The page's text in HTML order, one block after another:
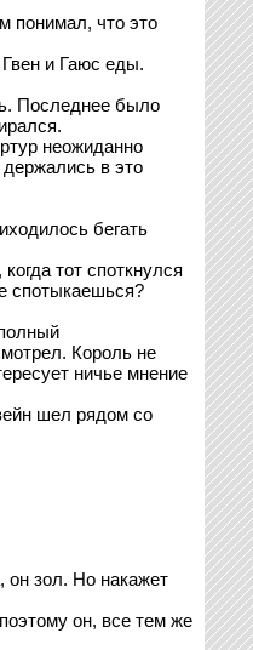
понимал, что это
и Гаюс еды.
Последнее было
неожиданно
в это
бегать
тот споткнулся
спотыкаешься?
Король не
ничье мнение
шел рядом со
он зол. Но накажет
он, все тем же